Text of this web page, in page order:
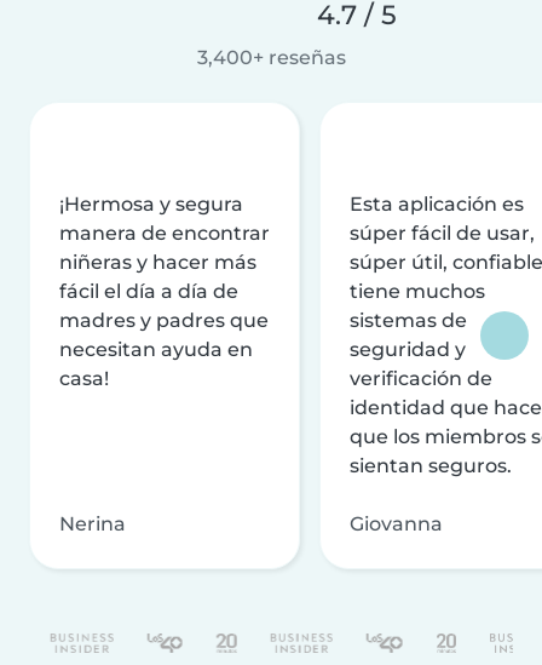
4.7 / 5
3,400+ reseñas
¡Hermosa y segura
manera de encontrar
niñeras y hacer más
fácil el día a día de
madres y padres que
necesitan ayuda en
casa!
Nerina
Esta aplicación es
súper fácil de usar,
súper útil,
tiene muchos
sistemas de
seguridad y
verificación de
identidad que
que los miembros
sientan seguros.
Giovanna